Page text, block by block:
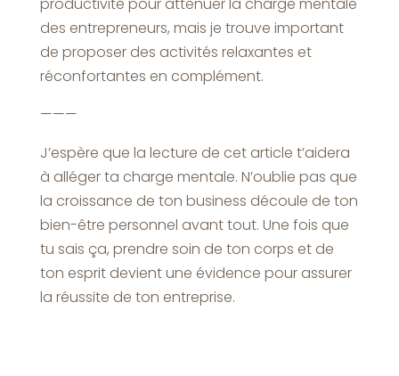
des entrepreneurs, mais je trouve important
de proposer des activités relaxantes et
réconfortantes en complément.
———
J’espère que la lecture de cet article t’aidera
à alléger ta charge mentale. N’oublie pas que
la croissance de ton business découle de ton
bien-être personnel avant tout. Une fois que
tu sais ça, prendre soin de ton corps et de
ton esprit devient une évidence pour assurer
la réussite de ton entreprise.